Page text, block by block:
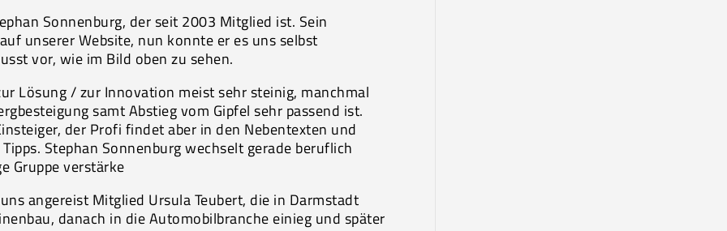
Sonnenburg, der seit 2003 Mitglied ist. Sein
unserer Website, nun konnte er es uns selbst
vor, wie im Bild oben zu sehen.
Lösung / zur Innovation meist sehr steinig, manchmal
samt Abstieg vom Gipfel sehr passend ist.
der Profi findet aber in den Nebentexten und
Stephan Sonnenburg wechselt gerade beruflich
Gruppe verstärke
angereist Mitglied Ursula Teubert, die in Darmstadt
danach in die Automobilbranche einieg und später